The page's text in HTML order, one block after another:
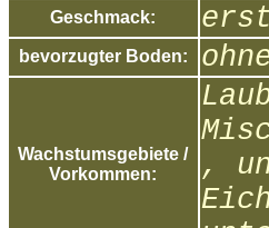
Geschmack:
bevorzugter Boden:
Wachstumsgebiete /
Vorkommen:
,